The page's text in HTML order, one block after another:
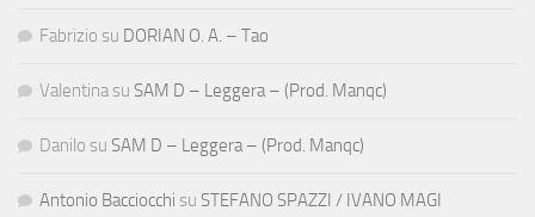
Fabrizio su DORIAN O. A. – Tao
Valentina su SAM D – Leggera – (Prod. Manqc)
Danilo su SAM D – Leggera – (Prod. Manqc)
Antonio Bacciocchi su STEFANO SPAZZI / IVANO MAGI